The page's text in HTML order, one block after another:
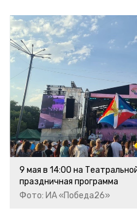
9 мая в 14:00 на
праздничная программа
Фото: ИА «Победа26»